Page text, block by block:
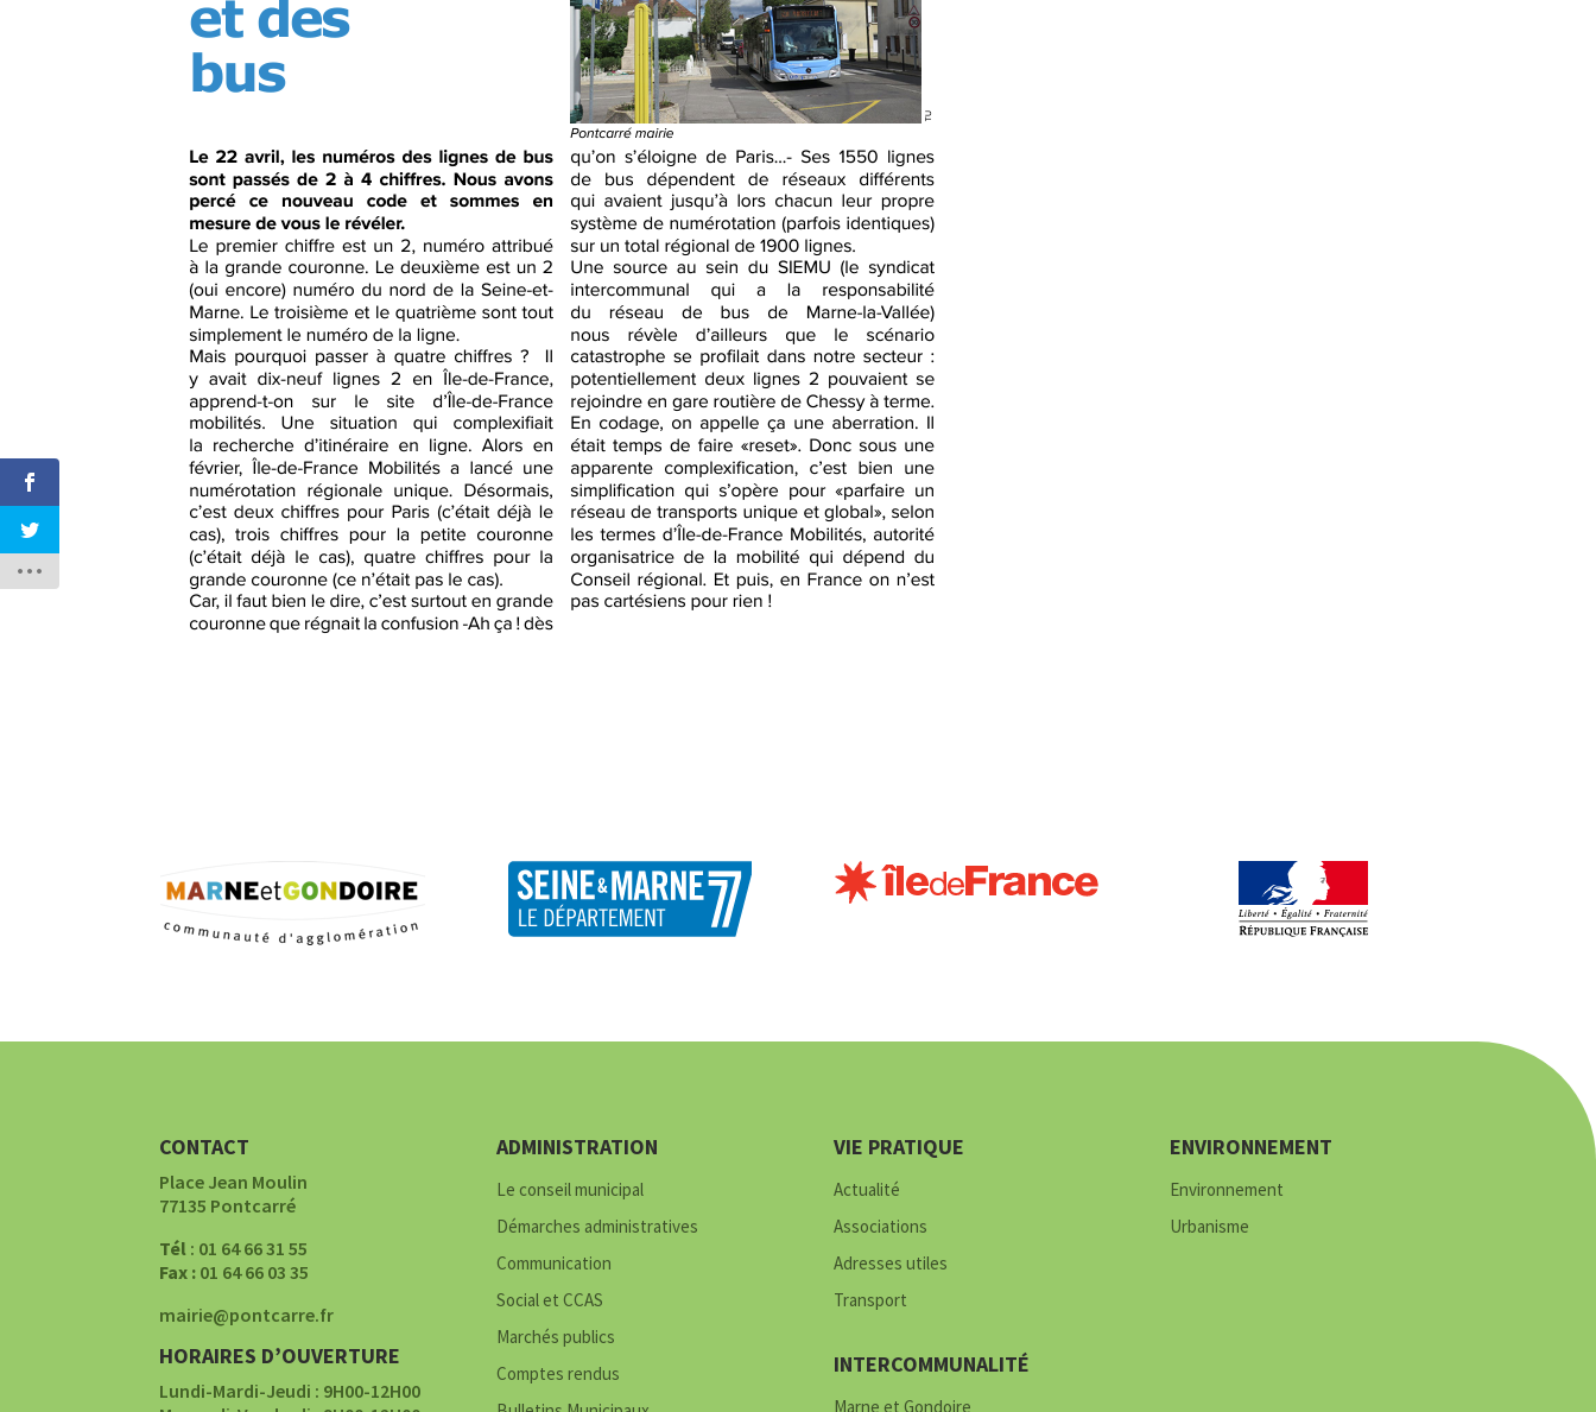
CONTACT
Place Jean Moulin
77135 Pontcarré
Tél : 01 64 66 31 55
Fax : 01 64 66 03 35
mairie@pontcarre.fr
HORAIRES D’OUVERTURE
Lundi-Mardi-Jeudi : 9H00-12H00
ADMINISTRATION
Le conseil municipal
Démarches administratives
Communication
Social et CCAS
Marchés publics
Comptes rendus
VIE PRATIQUE
Actualité
Associations
Adresses utiles
Transport
INTERCOMMUNALITÉ
Marne et Gondoire
ENVIRONNEMENT
Environnement
Urbanisme